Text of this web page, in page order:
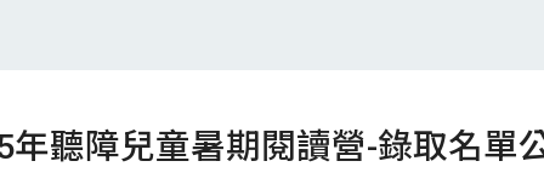
年聽障兒童暑期閱讀營-錄取名單